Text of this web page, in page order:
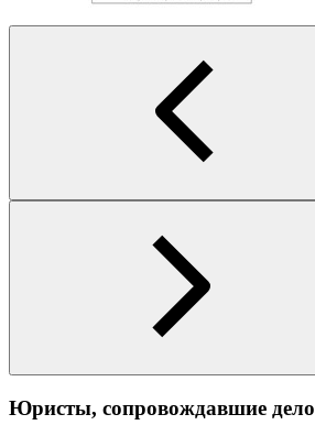
Юристы, сопровождавшие дело